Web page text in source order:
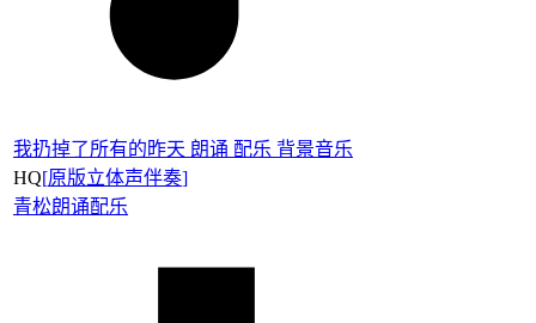
我扔掉了所有的昨天 朗诵 配乐 背景音乐
HQ[原版立体声伴奏]
青松朗诵配乐